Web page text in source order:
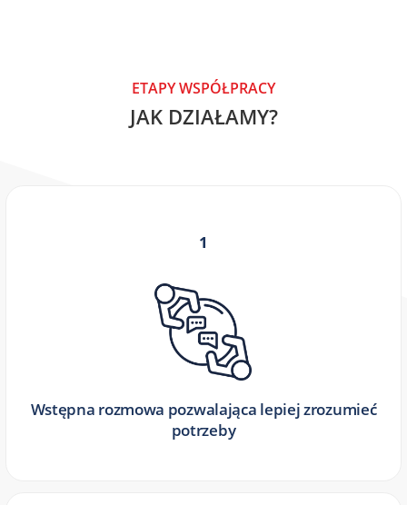
ETAPY WSPÓŁPRACY
JAK DZIAŁAMY?
1
Wstępna rozmowa pozwalająca lepiej zrozumieć
potrzeby